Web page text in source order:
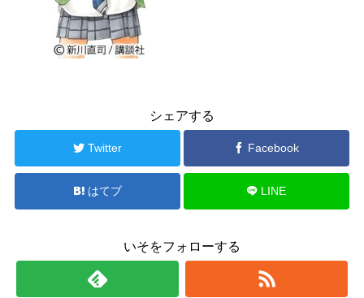
シェアする
Twitter Facebook
はてブ LINE
いそをフォローする